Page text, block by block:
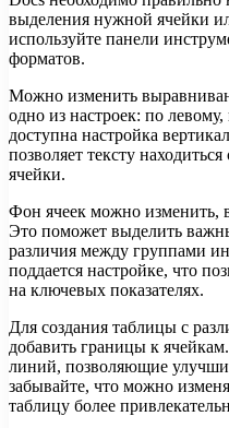
выделения нужной ячейки
используйте панели
форматов.
Можно изменить
одно из настроек: по
доступна настройка
позволяет тексту
ячейки.
Фон ячеек можно изменить,
Это поможет выделить
различия между группами
поддается настройке, что
на ключевых показателях.
Для создания таблицы с
добавить границы к
линий, позволяющие
забывайте, что можно
таблицу более